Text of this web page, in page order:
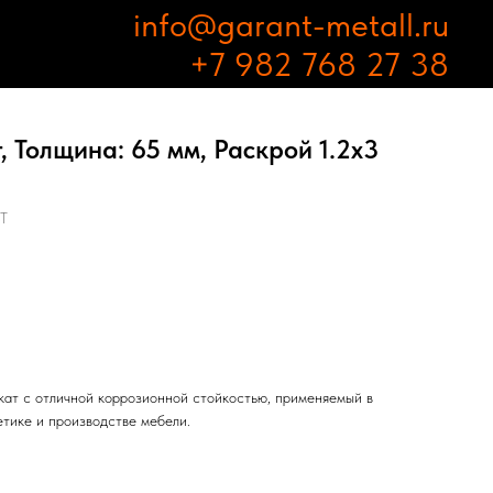
info@garant-metall.ru
+7 982 768 27 38
Толщина: 65 мм, Раскрой 1.2х3
с отличной коррозионной стойкостью, применяемый в
и производстве мебели.